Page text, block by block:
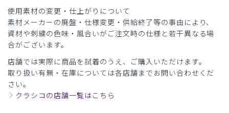
使用素材の変更・仕上がりについて
素材メーカーの廃盤・仕様変更・供給終了等の事由により、
資材や刺繍の色味・風合いがご注文時の仕様と若干異なる場
合がございます。
店舗では実際に商品を試着のうえ、ご購入いただけます。
取り扱い有無・在庫については各店舗までお問い合わせくだ
さい。
クラシコの店舗一覧はこちら